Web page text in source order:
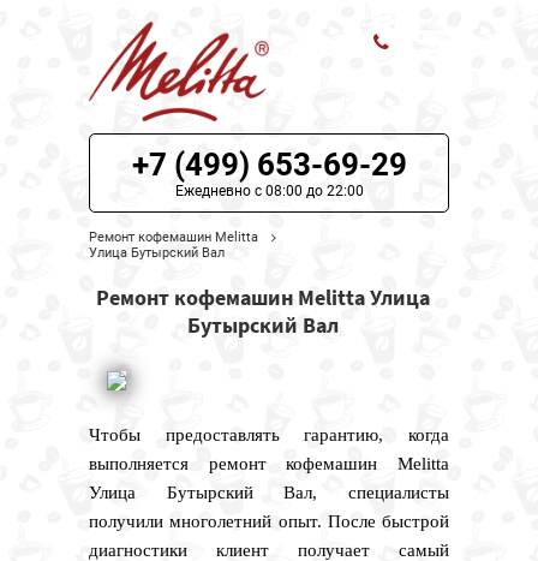
ЦЕНЫ НА РЕМОНТ
О СЕРВИСЕ
МОДЕЛИ MELITTA
НАШИ КОНТАКТЫ
+7 (499) 653-69-29
Ежедневно с 08:00 до 22:00
Ремонт кофемашин Melitta
Улица Бутырский Вал
Ремонт кофемашин Melitta Улица
Бутырский Вал
Чтобы предоставлять гарантию, когда
выполняется ремонт кофемашин Melitta
Улица Бутырский Вал, специалисты
получили многолетний опыт. После быстрой
диагностики клиент получает самый